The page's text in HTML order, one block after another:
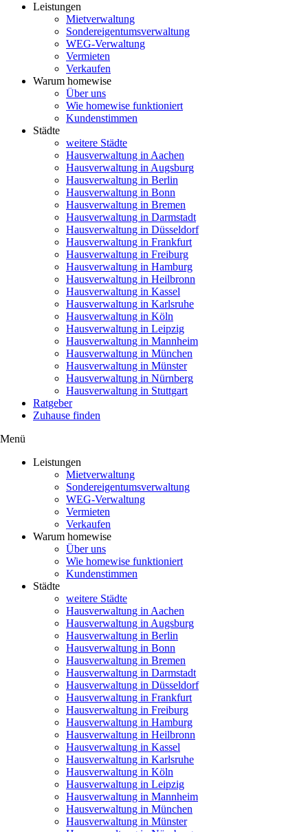
Leistungen
Mietverwaltung
Sondereigentumsverwaltung
WEG-Verwaltung
Vermieten
Verkaufen
Warum homewise
Über uns
Wie homewise funktioniert
Kundenstimmen
Städte
weitere Städte
Hausverwaltung in Aachen
Hausverwaltung in Augsburg
Hausverwaltung in Berlin
Hausverwaltung in Bonn
Hausverwaltung in Bremen
Hausverwaltung in Darmstadt
Hausverwaltung in Düsseldorf
Hausverwaltung in Frankfurt
Hausverwaltung in Freiburg
Hausverwaltung in Hamburg
Hausverwaltung in Heilbronn
Hausverwaltung in Kassel
Hausverwaltung in Karlsruhe
Hausverwaltung in Köln
Hausverwaltung in Leipzig
Hausverwaltung in Mannheim
Hausverwaltung in München
Hausverwaltung in Münster
Hausverwaltung in Nürnberg
Hausverwaltung in Stuttgart
Ratgeber
Zuhause finden
Menü
Leistungen
Mietverwaltung
Sondereigentumsverwaltung
WEG-Verwaltung
Vermieten
Verkaufen
Warum homewise
Über uns
Wie homewise funktioniert
Kundenstimmen
Städte
weitere Städte
Hausverwaltung in Aachen
Hausverwaltung in Augsburg
Hausverwaltung in Berlin
Hausverwaltung in Bonn
Hausverwaltung in Bremen
Hausverwaltung in Darmstadt
Hausverwaltung in Düsseldorf
Hausverwaltung in Frankfurt
Hausverwaltung in Freiburg
Hausverwaltung in Hamburg
Hausverwaltung in Heilbronn
Hausverwaltung in Kassel
Hausverwaltung in Karlsruhe
Hausverwaltung in Köln
Hausverwaltung in Leipzig
Hausverwaltung in Mannheim
Hausverwaltung in München
Hausverwaltung in Münster